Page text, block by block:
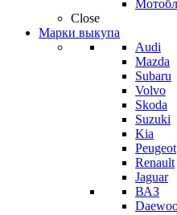
Close
Марки выкупа
Audi
Mazda
Subaru
Volvo
Skoda
Suzuki
Kia
Peugeot
Renault
Jaguar
ВАЗ